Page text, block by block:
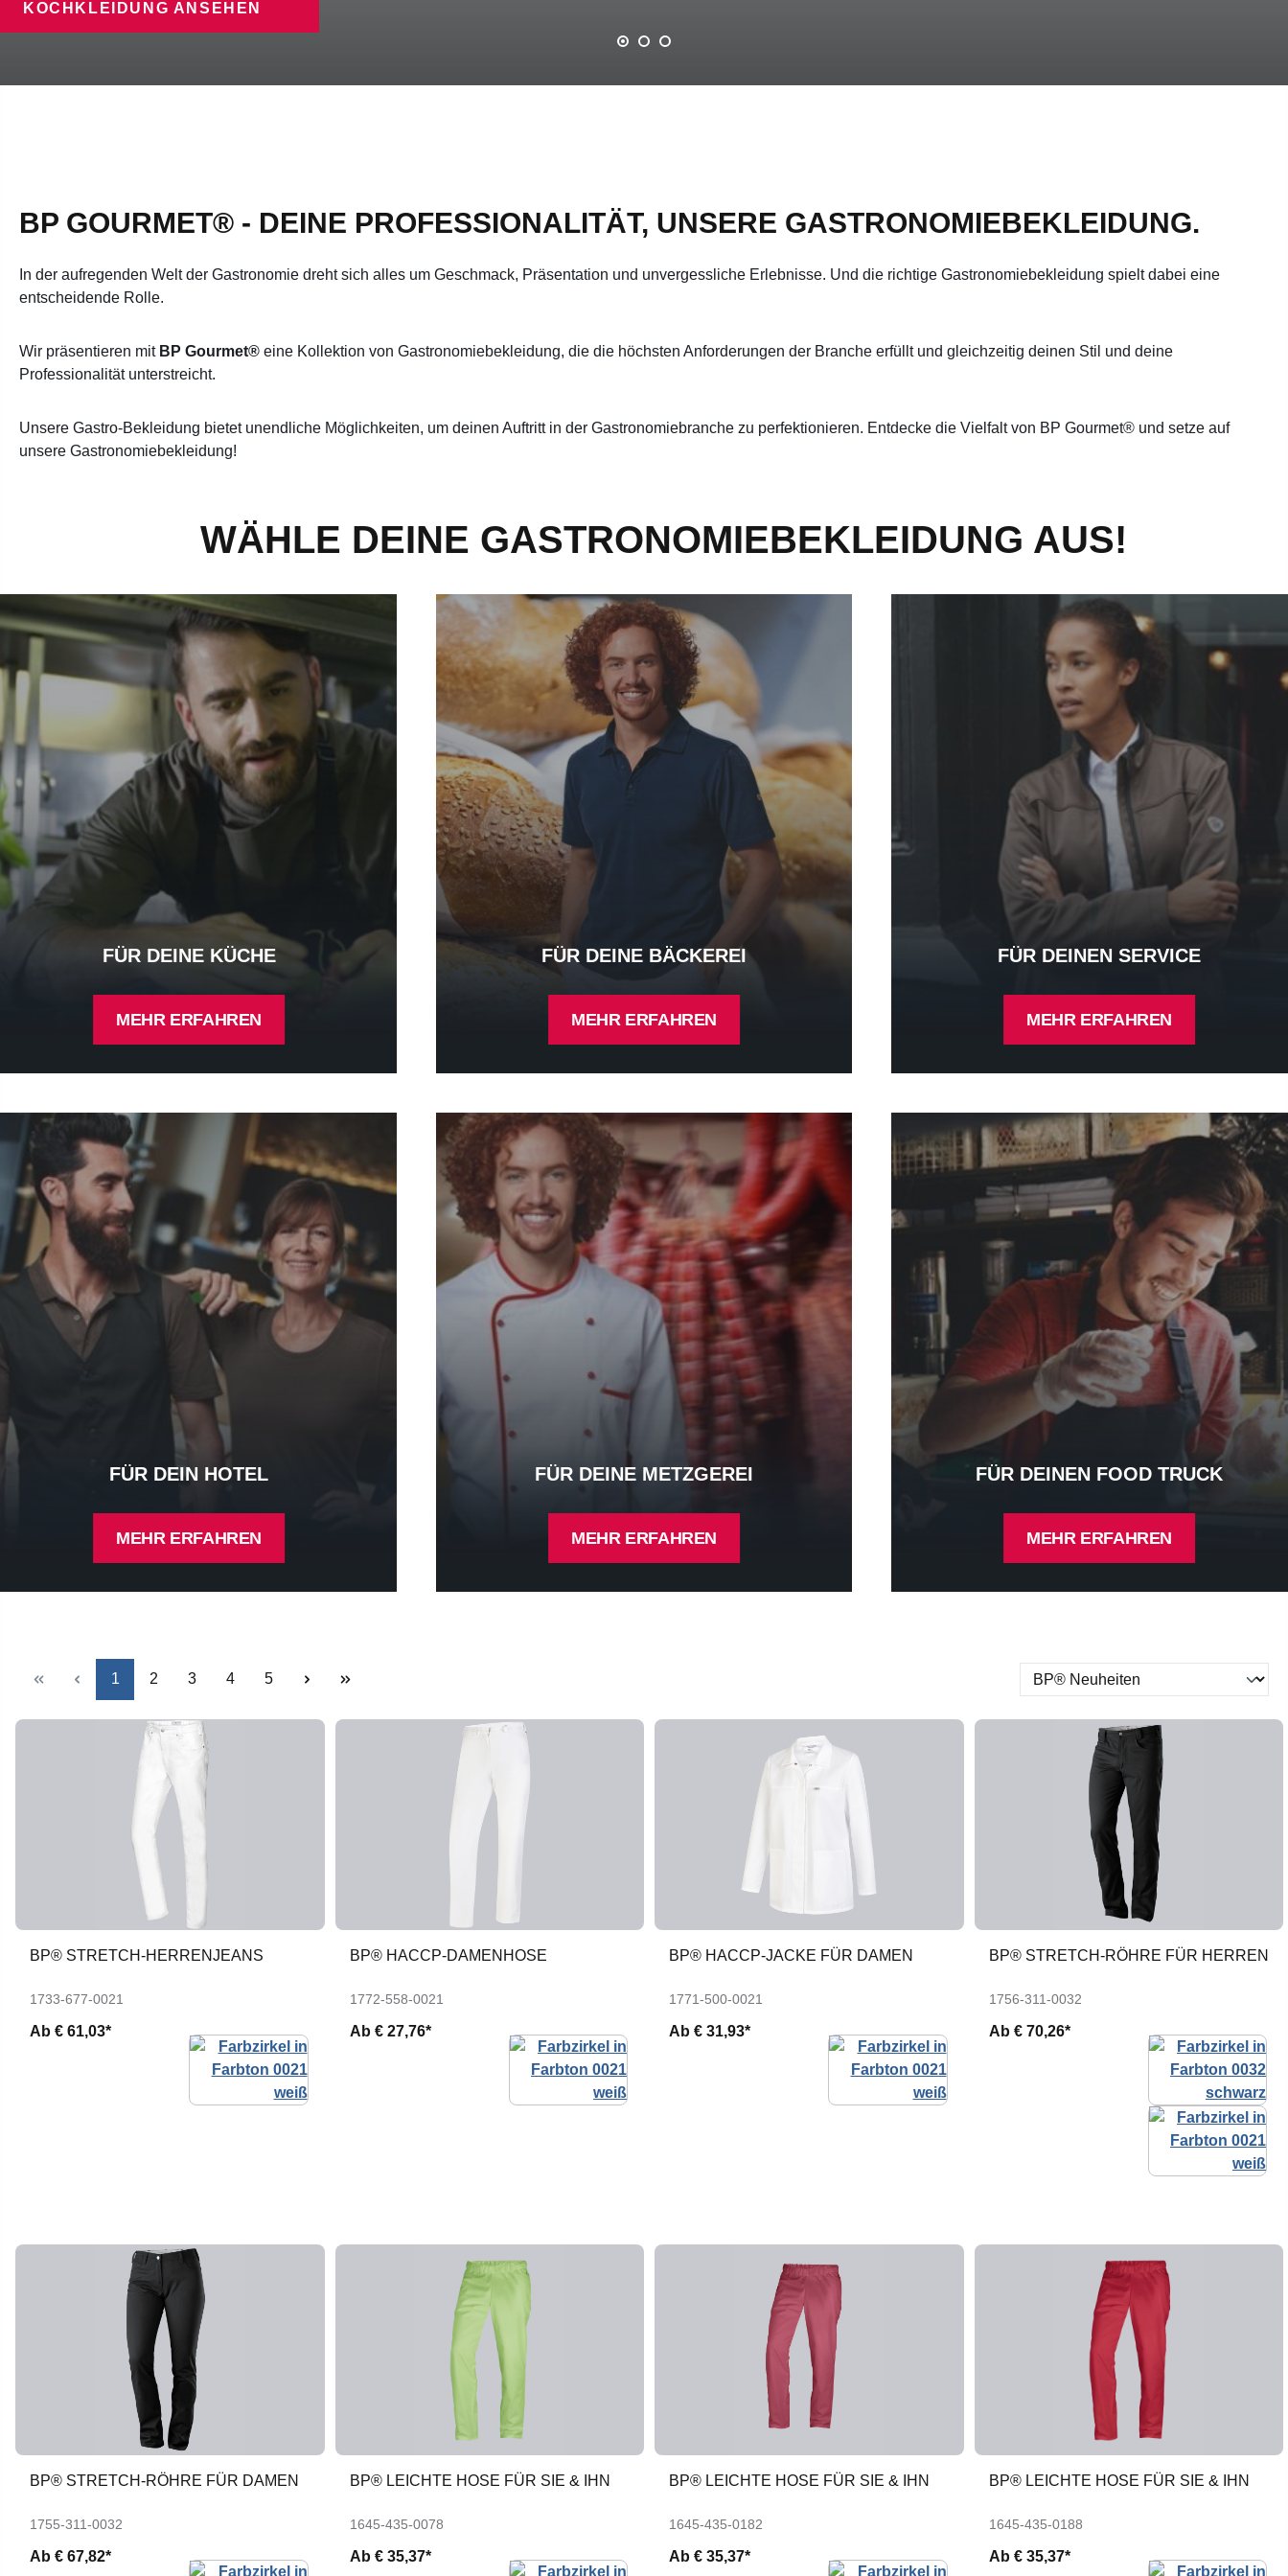
KOCHKLEIDUNG ANSEHEN
BP GOURMET® - DEINE PROFESSIONALITÄT, UNSERE GASTRONOMIEBEKLEIDUNG.
In der aufregenden Welt der Gastronomie dreht sich alles um Geschmack, Präsentation und unvergessliche Erlebnisse. Und die richtige Gastronomiebekleidung spielt dabei eine
entscheidende Rolle.
Wir präsentieren mit BP Gourmet® eine Kollektion von Gastronomiebekleidung, die die höchsten Anforderungen der Branche erfüllt und gleichzeitig deinen Stil und deine
Professionalität unterstreicht.
Unsere Gastro-Bekleidung bietet unendliche Möglichkeiten, um deinen Auftritt in der Gastronomiebranche zu perfektionieren. Entdecke die Vielfalt von BP Gourmet® und setze auf
unsere Gastronomiebekleidung!
WÄHLE DEINE GASTRONOMIEBEKLEIDUNG AUS!
FÜR DEINE KÜCHE
deine Küche - mehr erfahren
MEHR ERFAHREN
FÜR DEINE BÄCKEREI
Für deine Bäckerei - mehr erfahren
MEHR ERFAHREN
FÜR DEINEN SERVICE
Für deinen Service - mehr erfahren
MEHR ERFAHREN
FÜR DEIN HOTEL
dein Hotel - mehr erfahren
MEHR ERFAHREN
FÜR DEINE METZGEREI
Für deine Metzgerei - mehr erfahren
MEHR ERFAHREN
FÜR DEINEN FOOD TRUCK
Für deinen Food Truck - mehr erfahren
MEHR ERFAHREN
Seite
1 Seite
2 Seite
3 Seite
4 Seite
5
BP® STRETCH-HERRENJEANS
1733-677-0021
Ab € 61,03*
BP® HACCP-DAMENHOSE
1772-558-0021
Ab € 27,76*
BP® HACCP-JACKE FÜR DAMEN
1771-500-0021
Ab € 31,93*
BP® STRETCH-RÖHRE FÜR HERREN
1756-311-0032
Ab € 70,26*
BP® STRETCH-RÖHRE FÜR DAMEN
1755-311-0032
Ab € 67,82*
BP® LEICHTE HOSE FÜR SIE & IHN
1645-435-0078
Ab € 35,37*
BP® LEICHTE HOSE FÜR SIE & IHN
1645-435-0182
Ab € 35,37*
BP® LEICHTE HOSE FÜR SIE & IHN
1645-435-0188
Ab € 35,37*